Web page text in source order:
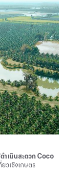
ดำเนินสะดวก Coco
ยวเชิงเกษตร